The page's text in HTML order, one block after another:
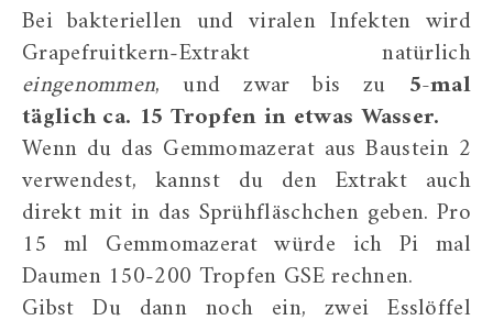
Bei bakteriellen und viralen Infekten wird
Grapefruitkern-Extrakt natürlich
eingenommen, und zwar bis zu 5-mal
täglich ca. 15 Tropfen in etwas Wasser.
Wenn du das Gemmomazerat aus Baustein 2
verwendest, kannst du den Extrakt auch
direkt mit in das Sprühfläschchen geben. Pro
15 ml Gemmomazerat würde ich Pi mal
Daumen 150-200 Tropfen GSE rechnen.
Gibst Du dann noch ein, zwei Esslöffel